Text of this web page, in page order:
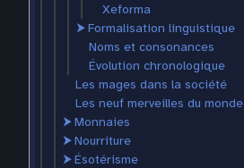
Xeforma
⮞Formalisation linguistique
Noms et consonances
Évolution chronologique
Les mages dans la société
Les neuf merveilles du monde
⮞Monnaies
⮞Nourriture
⮞Ésotérisme